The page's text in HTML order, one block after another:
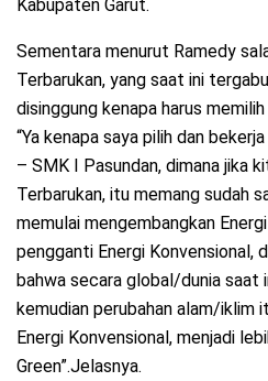
Kabupaten Garut.
Sementara menurut Ramedy
Terbarukan, yang saat ini
disinggung kenapa harus
“Ya kenapa saya pilih dan
– SMK I Pasundan, dimana jika
Terbarukan, itu memang sudah
memulai mengembangkan
pengganti Energi Konvensional,
bahwa secara global/dunia saat
kemudian perubahan alam/iklim
Energi Konvensional, menjadi
Green”.Jelasnya.